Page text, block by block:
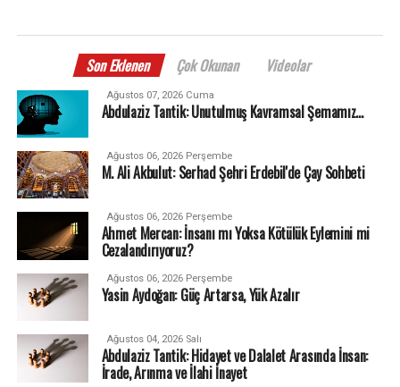
Son Eklenen Çok Okunan Videolar
Ağustos 07, 2026 Cuma
Abdulaziz Tantik: Unutulmuş Kavramsal Şemamız…
Ağustos 06, 2026 Perşembe
M. Ali Akbulut: Serhad Şehri Erdebil'de Çay Sohbeti
Ağustos 06, 2026 Perşembe
Ahmet Mercan: İnsanı mı Yoksa Kötülük Eylemini mi
Cezalandırıyoruz?
Ağustos 06, 2026 Perşembe
Yasin Aydoğan: Güç Artarsa, Yük Azalır
Ağustos 04, 2026 Salı
Abdulaziz Tantik: Hidayet ve Dalalet Arasında İnsan:
İrade, Arınma ve İlahi İnayet